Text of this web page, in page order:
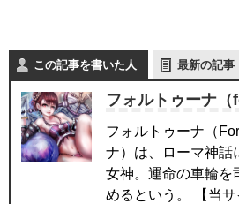
この記事を書いた人 最新の記事
フォルトゥーナ（
フォルトゥーナ（
ナ）は、ローマ神話
女神。運命の車輪を
めるという。 【当